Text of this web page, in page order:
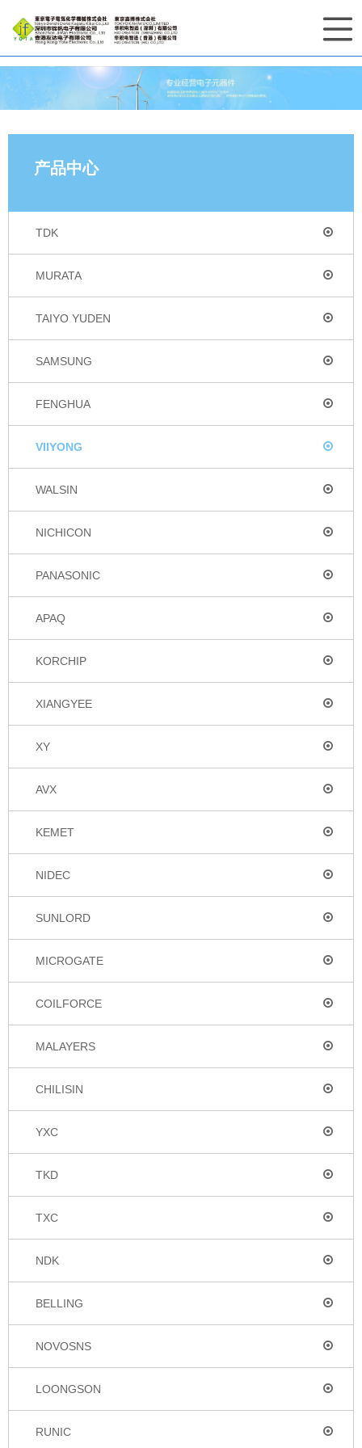
产品中心
TDK
MURATA
TAIYO YUDEN
SAMSUNG
FENGHUA
VIIYONG
WALSIN
NICHICON
PANASONIC
APAQ
KORCHIP
XIANGYEE
XY
AVX
KEMET
NIDEC
SUNLORD
MICROGATE
COILFORCE
MALAYERS
CHILISIN
YXC
TKD
TXC
NDK
BELLING
NOVOSNS
LOONGSON
RUNIC